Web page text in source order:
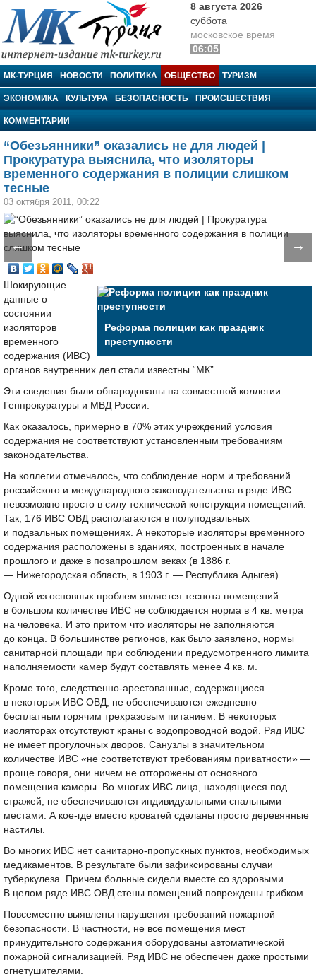
МК-Турция
8 августа 2026
суббота
московское время
06:05
МК-ТУРЦИЯ НОВОСТИ ПОЛИТИКА ОБЩЕСТВО ТУРИЗМ
ЭКОНОМИКА КУЛЬТУРА БЕЗОПАСНОСТЬ ПРОИСШЕСТВИЯ
КОММЕНТАРИИ
“Обезьянники” оказались не для людей |
Прокуратура выяснила, что изоляторы
временного содержания в полиции слишком
тесные
03 октября 2011, 00:22
← →
Реформа полиции как праздник
преступности
Шокирующие
данные о
состоянии
изоляторов
временного
содержания (ИВС)
органов внутренних дел стали известны “МК”.
Эти сведения были обнародованы на совместной коллегии
Генпрокуратуры и МВД России.
Как оказалось, примерно в 70% этих учреждений условия
содержания не соответствуют установленным требованиям
законодательства.
На коллегии отмечалось, что соблюдение норм и требований
российского и международного законодательства в ряде ИВС
невозможно просто в силу технической конструкции помещений.
Так, 176 ИВС ОВД располагаются в полуподвальных
и подвальных помещениях. А некоторые изоляторы временного
содержания расположены в зданиях, построенных в начале
прошлого и даже в позапрошлом веках (в 1886 г.
— Нижегородская область, в 1903 г. — Республика Адыгея).
Одной из основных проблем является теснота помещений —
в большом количестве ИВС не соблюдается норма в 4 кв. метра
на человека. И это притом что изоляторы не заполняются
до конца. В большинстве регионов, как было заявлено, нормы
санитарной площади при соблюдении предусмотренного лимита
наполняемости камер будут составлять менее 4 кв. м.
Кроме того, следственно-арестованные, содержащиеся
в некоторых ИВС ОВД, не обеспечиваются ежедневно
бесплатным горячим трехразовым питанием. В некоторых
изоляторах отсутствуют краны с водопроводной водой. Ряд ИВС
не имеет прогулочных дворов. Санузлы в значительном
количестве ИВС «не соответствуют требованиям приватности» —
проще говоря, они ничем не отгорожены от основного
помещения камеры. Во многих ИВС лица, находящиеся под
стражей, не обеспечиваются индивидуальными спальными
местами. А кое-где вместо кроватей сделаны просто деревянные
настилы.
Во многих ИВС нет санитарно-пропускных пунктов, необходимых
медикаментов. В результате были зафиксированы случаи
туберкулеза. Причем больные сидели вместе со здоровыми.
В целом ряде ИВС ОВД стены помещений повреждены грибком.
Повсеместно выявлены нарушения требований пожарной
безопасности. В частности, не все помещения мест
принудительного содержания оборудованы автоматической
пожарной сигнализацией. Ряд ИВС не обеспечен даже простыми
огнетушителями.